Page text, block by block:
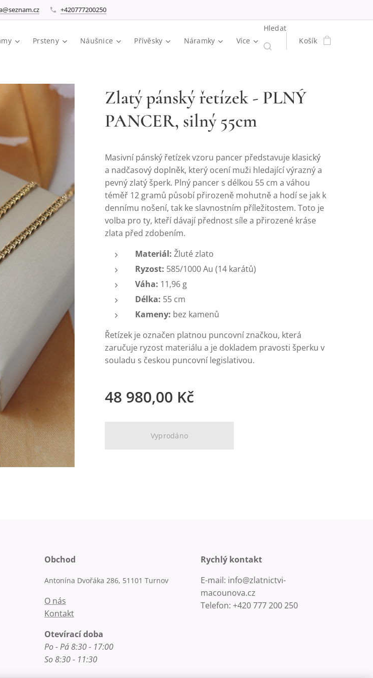
+420777200250
Prsteny Náušnice Přívěsky Náramky Více
Hledat
Košík
Zlatý pánský řetízek - PLNÝ
PANCER, silný 55cm
Masivní pánský řetízek vzoru pancer představuje klasický
a nadčasový doplněk, který ocení muži hledající výrazný a
pevný zlatý šperk. Plný pancer s délkou 55 cm a váhou
téměř 12 gramů působí přirozeně mohutně a hodí se jak k
dennímu nošení, tak ke slavnostním příležitostem. Toto je
volba pro ty, kteří dávají přednost síle a přirozené kráse
zlata před zdobením.
Materiál: Žluté zlato
Ryzost: 585/1000 Au (14 karátů)
Váha: 11,96 g
Délka: 55 cm
Kameny: bez kamenů
Řetízek je označen platnou puncovní značkou, která
zaručuje ryzost materiálu a je dokladem pravosti šperku v
souladu s českou puncovní legislativou.
48 980,00 Kč
Vyprodáno
Obchod
Antonína Dvořáka 286, 51101 Turnov
O nás
Kontakt
Otevírací doba
Po - Pá 8:30 - 17:00
So 8:30 - 11:30
Rychlý kontakt
E-mail: info@zlatnictvi-
macounova.cz
Telefon: +420 777 200 250